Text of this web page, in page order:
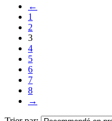
←
1
2
3
4
5
6
7
8
→